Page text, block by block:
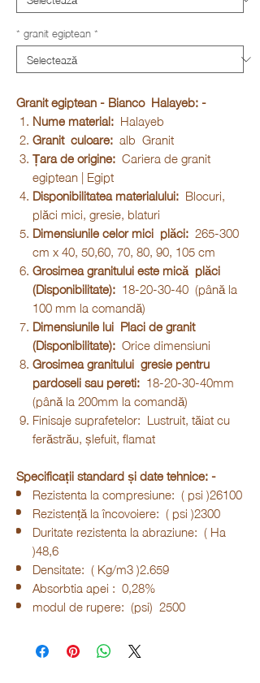
* granit egiptean*
Granit egiptean - Bianco Halayeb: -
Nume material: Halayeb
Granit culoare: alb Granit
Țara de origine: Cariera de granit
egiptean | Egipt
Disponibilitatea materialului: Blocuri,
plăci mici, gresie, blaturi
Dimensiunile celor mici plăci: 265-300
cm x 40, 50,60, 70, 80, 90, 105 cm
Grosimea granitului este mică plăci
(Disponibilitate): 18-20-30-40 (până la
100 mm la comandă)
Dimensiunile lui Placi de granit
(Disponibilitate): Orice dimensiuni
Grosimea granitului gresie pentru
pardoseli sau pereti: 18-20-30-40mm
(până la 200mm la comandă)
Finisaje suprafetelor: Lustruit, tăiat cu
ferăstrău, șlefuit, flamat
Specificații standard și date tehnice: -
Rezistenta la compresiune: ( psi )26100
Rezistență la încovoiere: ( psi )2300
Duritate rezistenta la abraziune: ( Ha
)48,6
Densitate: ( Kg/m3 )2.659
Absorbtia apei : 0,28%
modul de rupere: (psi) 2500